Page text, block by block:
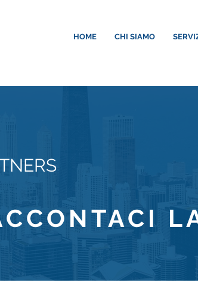
HOME CHI SIAMO